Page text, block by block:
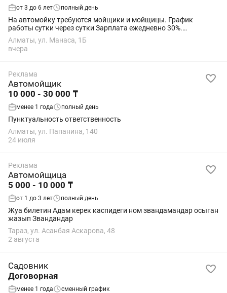
от 3 до 6 лет полный день
На автомойку требуются мойщики и мойщицы. График
работы сутки через сутки Зарплата ежедневно 30%.
Удостоверение личности обязательно.
Алматы, ул. Манаса, 1Б
вчера
Реклама
Автомойщик
10 000 - 30 000 ₸
менее 1 года полный день
Пунктуальность ответственность
Алматы, ул. Папанина, 140
24 июля
Реклама
Автомойщица
5 000 - 10 000 ₸
от 1 до 3 лет полный день
Жуа билетин Адам керек каспидеги ном звандамандар осыган
жазып Звандандар
Тараз, ул. Асанбая Аскарова, 48
2 августа
Садовник
Договорная
менее 1 года сменный график